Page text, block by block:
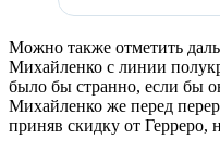
Можно также отметить
Михайленко с линии
было бы странно, если бы
Михайленко же перед
приняв скидку от Герреро,